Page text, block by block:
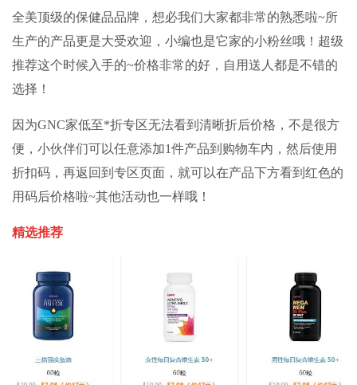
全美顶级的保健品品牌，想必我们大家都非常的熟悉啦~所
生产的产品更是大受欢迎，小编也是它家的小粉丝哦！超级
推荐这个时候入手的~价格非常的好，自用送人都是不错的
选择！
因为GNC家低至*折专区无法看到清晰折后价格，不是很方
便，小伙伴们可以任意添加1件产品到购物车内，然后使用
折扣码，再返回到专区页面，就可以在产品下方看到红色的
用码后价格啦~其他活动也一样哦！
精选推荐